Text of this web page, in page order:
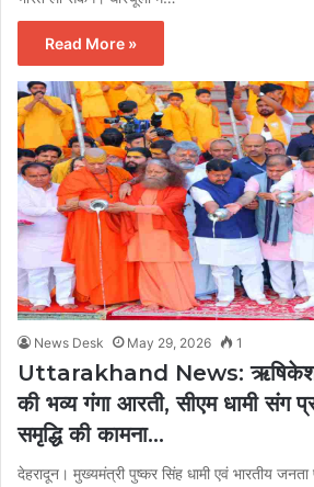
Read More »
News Desk May 29, 2026 1
Uttarakhand News: ऋषिकेश
की भव्य गंगा आरती, सीएम धामी संग
समृद्धि की कामना…
देहरादून। मुख्यमंत्री पुष्कर सिंह धामी एवं भारतीय जनता